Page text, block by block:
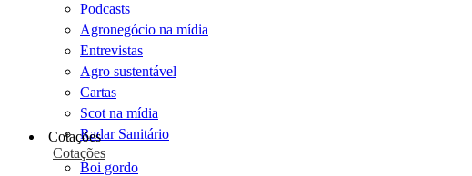
Podcasts
Agronegócio na mídia
Entrevistas
Agro sustentável
Cartas
Scot na mídia
Radar Sanitário
Cotações
Cotações
Boi gordo